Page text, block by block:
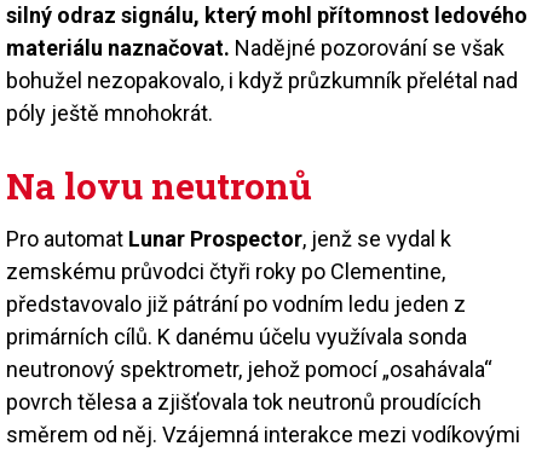
silný odraz signálu, který mohl přítomnost ledového
materiálu naznačovat. Nadějné pozorování se však
bohužel nezopakovalo, i když průzkumník přelétal nad
póly ještě mnohokrát.
Na lovu neutronů
Pro automat Lunar Prospector, jenž se vydal k
zemskému průvodci čtyři roky po Clementine,
představovalo již pátrání po vodním ledu jeden z
primárních cílů. K danému účelu využívala sonda
neutronový spektrometr, jehož pomocí „osahávala“
povrch tělesa a zjišťovala tok neutronů proudících
směrem od něj. Vzájemná interakce mezi vodíkovými